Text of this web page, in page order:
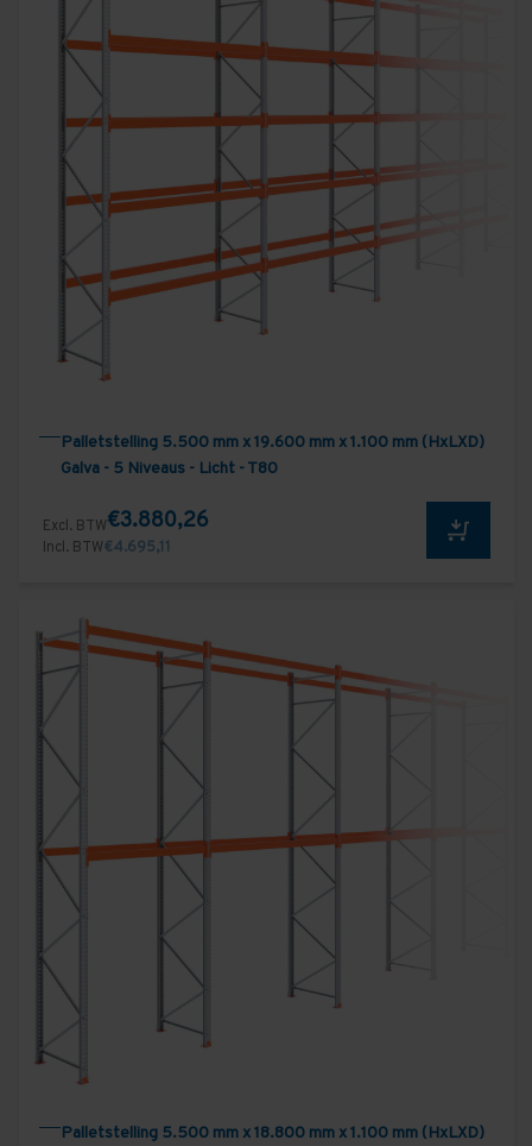
Palletstelling 5.500 mm x 19.600 mm x 1.100 mm (HxLXD)
Galva - 5 Niveaus - Licht - T80
Excl. BTW€3.880,26
Incl. BTW€4.695,11
Palletstelling 5.500 mm x 18.800 mm x 1.100 mm (HxLXD)